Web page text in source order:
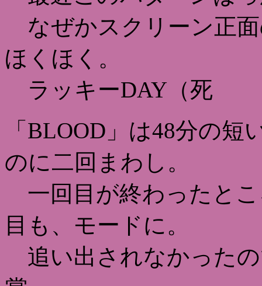
なぜかスクリーン正
ほくほく。
ラッキーDAY（死
「BLOOD」は48分の
のに二回まわし。
一回目が終わったと
目も、モードに。
追い出されなかった